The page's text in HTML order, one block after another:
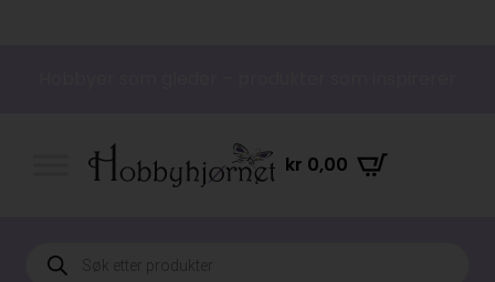
kr 0,00
Products
search